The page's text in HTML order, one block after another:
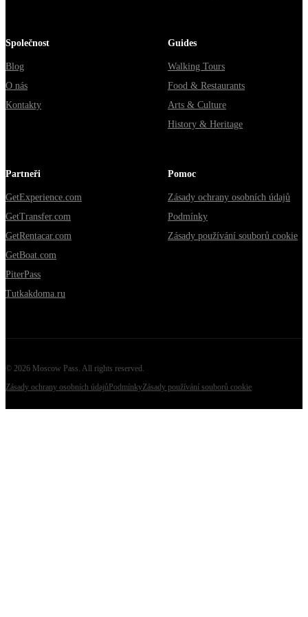
Společnost
Blog
O nás
Kontakty
Guides
Walking Tours
Food & Restaurants
Arts & Culture
History & Heritage
Partneři
GetExperience.com
GetTransfer.com
GetRentacar.com
GetBoat.com
PiterPass
Tutkakdoma.ru
Pomoc
Zásady ochrany osobních údajů
Podmínky
Zásady používání souborů cookie
© 2026 Moscow Pass. All rights reserved.
Zásady ochrany osobních údajů PodmínkyZásady používání souborů cookie